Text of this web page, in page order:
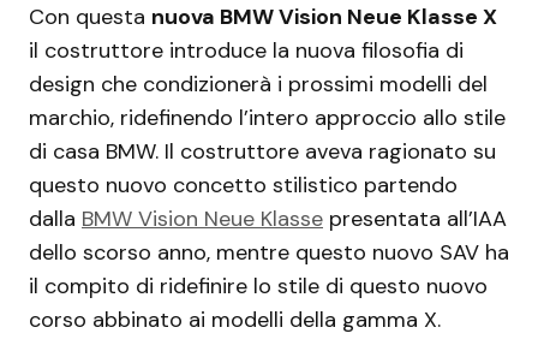
Con questa nuova BMW Vision Neue Klasse X
il costruttore introduce la nuova filosofia di
design che condizionerà i prossimi modelli del
marchio, ridefinendo l’intero approccio allo stile
di casa BMW. Il costruttore aveva ragionato su
questo nuovo concetto stilistico partendo
dalla BMW Vision Neue Klasse presentata all’IAA
dello scorso anno, mentre questo nuovo SAV ha
il compito di ridefinire lo stile di questo nuovo
corso abbinato ai modelli della gamma X.